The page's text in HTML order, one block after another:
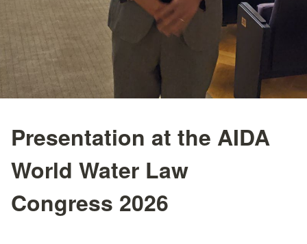
Presentation at the AIDA
World Water Law
Congress 2026